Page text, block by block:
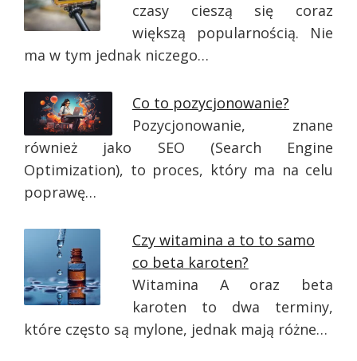
czasy cieszą się coraz
większą popularnością. Nie
ma w tym jednak niczego…
Co to pozycjonowanie?
Pozycjonowanie, znane
również jako SEO (Search Engine
Optimization), to proces, który ma na celu
poprawę…
Czy witamina a to to samo
co beta karoten?
Witamina A oraz beta
karoten to dwa terminy,
które często są mylone, jednak mają różne…